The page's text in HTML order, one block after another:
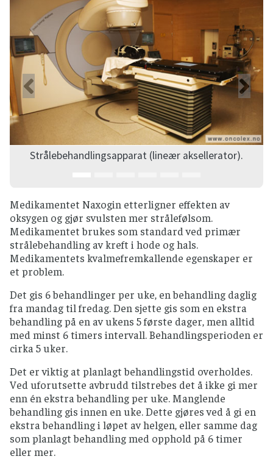
Strålebehandlingsapparat (lineær aksellerator).
Forrige
Medikamentet Naxogin etterligner effekten av
oksygen og gjør svulsten mer strålefølsom.
Medikamentet brukes som standard ved primær
strålebehandling av kreft i hode og hals.
Medikamentets kvalmefremkallende egenskaper er
et problem.
Det gis 6 behandlinger per uke, en behandling daglig
fra mandag til fredag. Den sjette gis som en ekstra
behandling på en av ukens 5 første dager, men alltid
med minst 6 timers intervall. Behandlingsperioden er
cirka 5 uker.
Det er viktig at planlagt behandlingstid overholdes.
Ved uforutsette avbrudd tilstrebes det å ikke gi mer
enn én ekstra behandling per uke. Manglende
behandling gis innen en uke. Dette gjøres ved å gi en
ekstra behandling i løpet av helgen, eller samme dag
som planlagt behandling med opphold på 6 timer
eller mer.